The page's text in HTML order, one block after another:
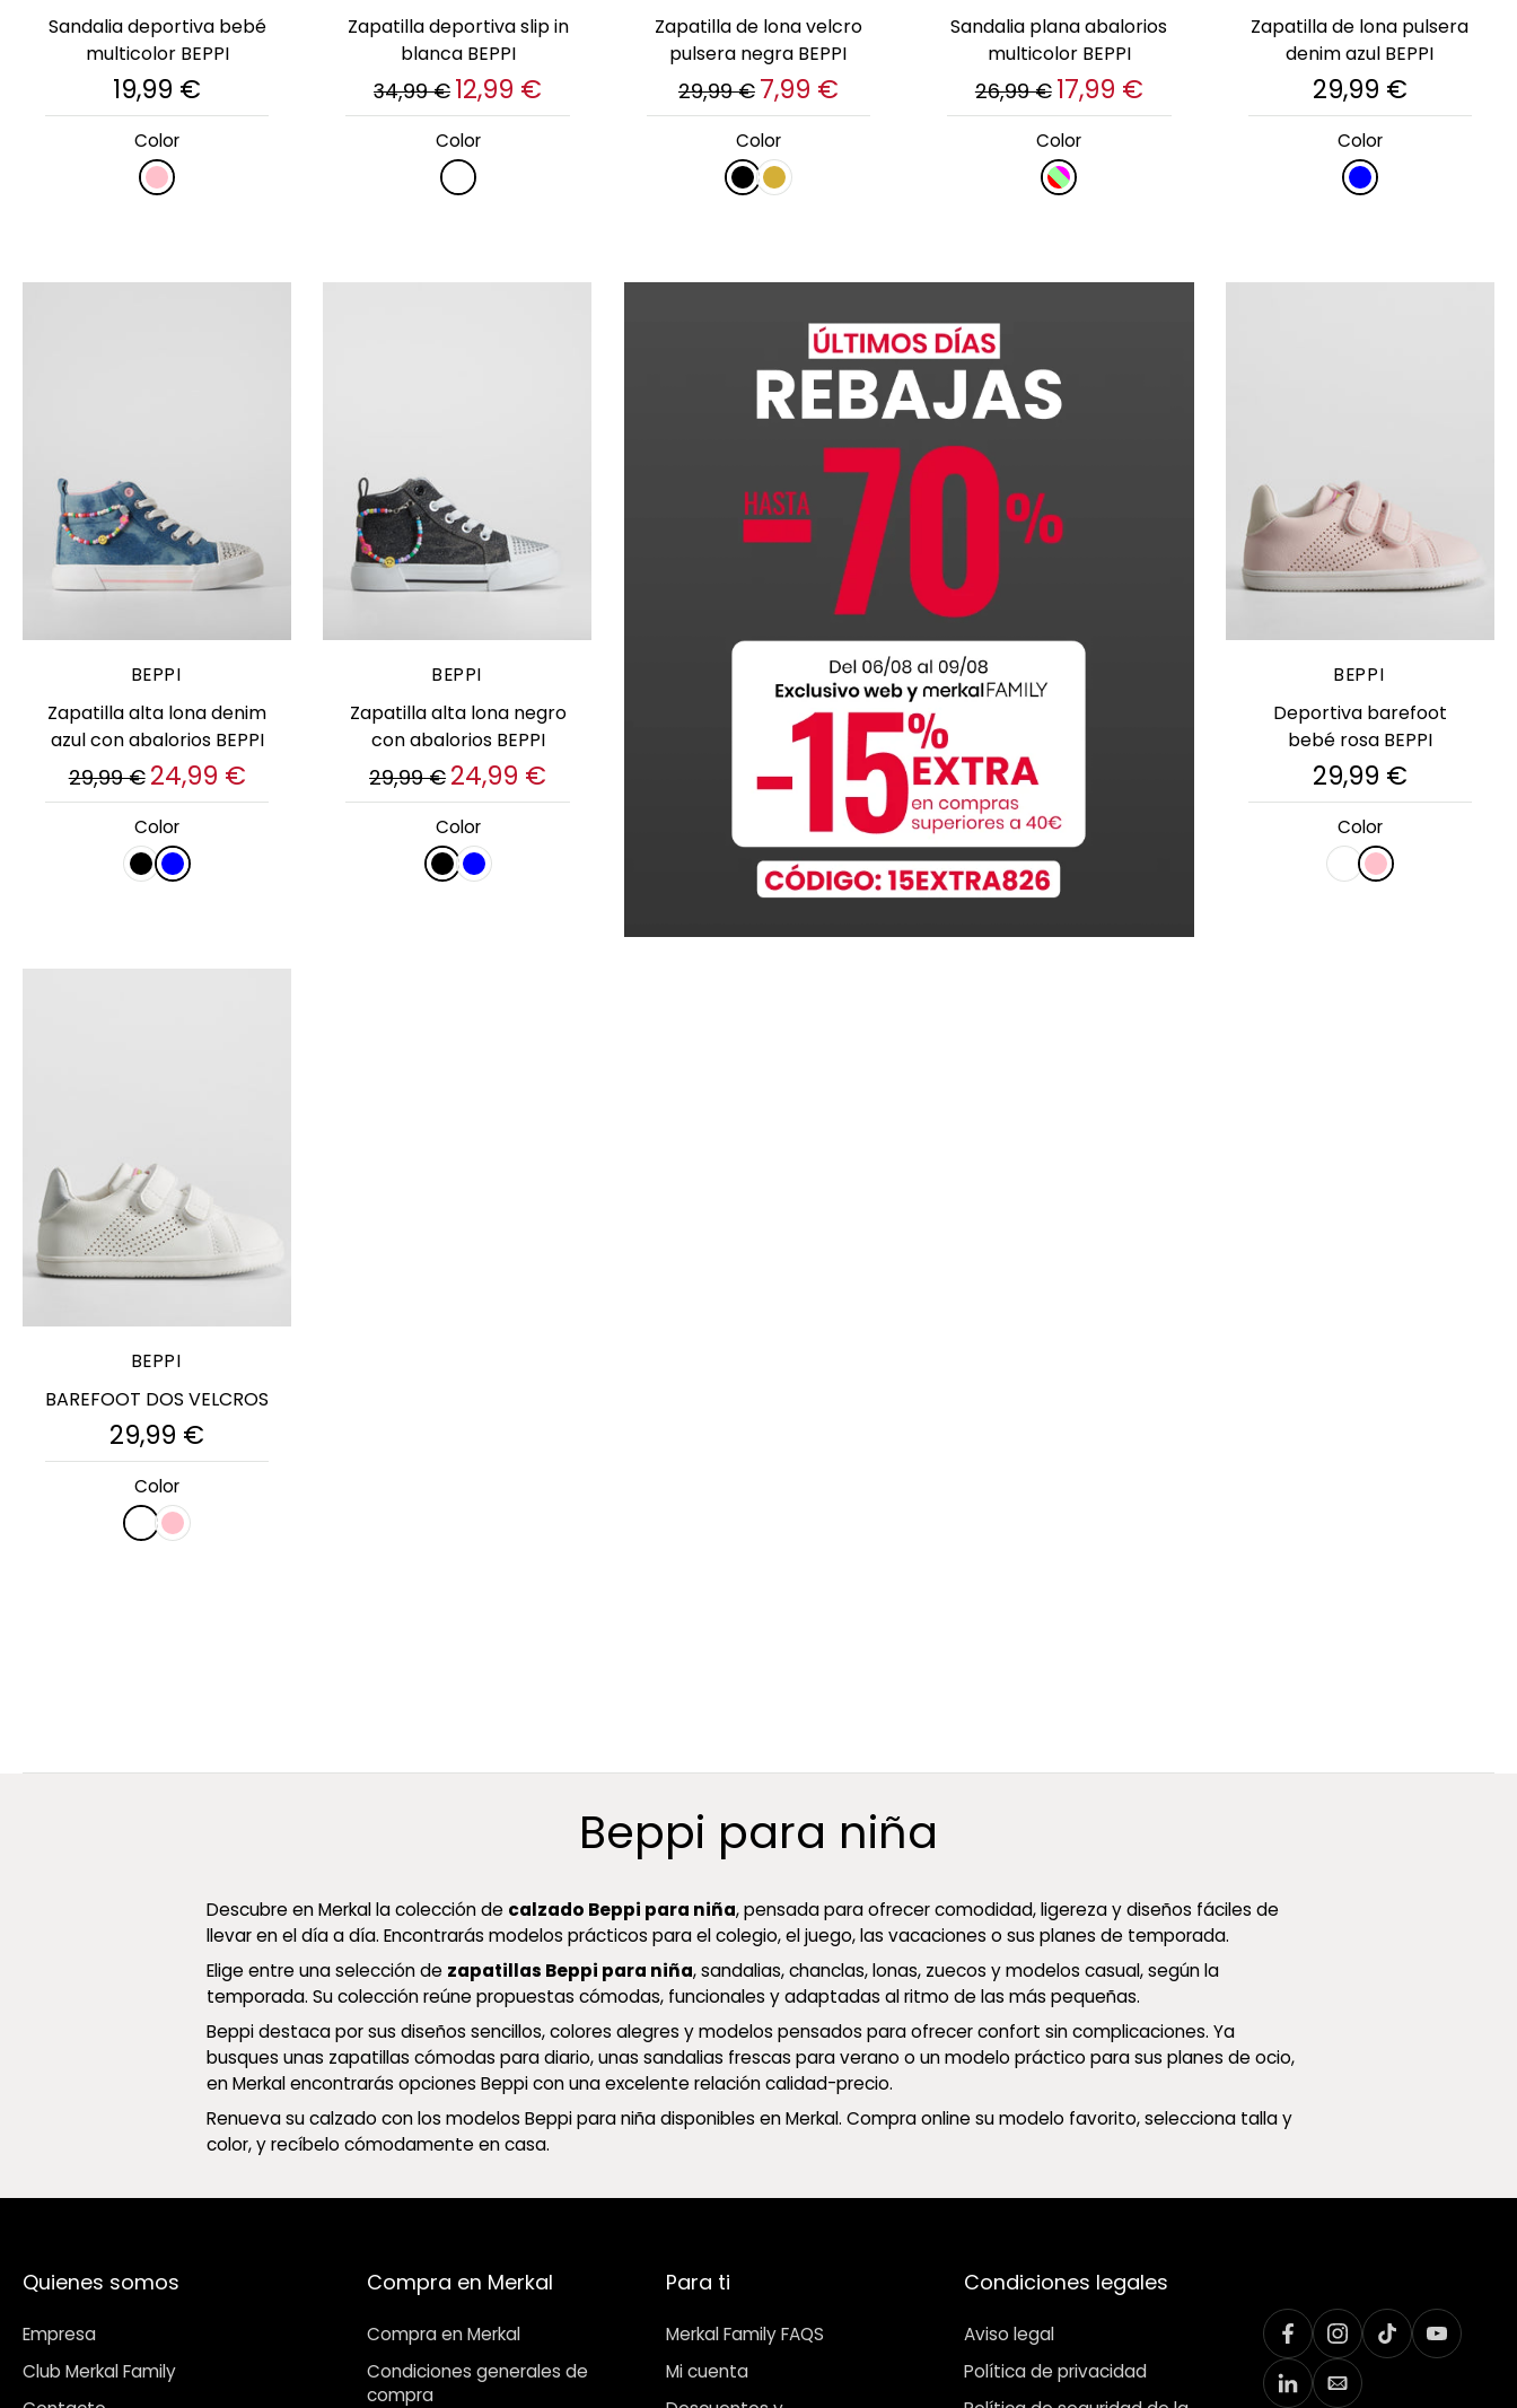
Sandalia deportiva bebé
multicolor BEPPI
19,99 €
Color
Zapatilla deportiva slip in
blanca BEPPI
34,99 € 12,99 €
Color
Zapatilla de lona velcro
pulsera negra BEPPI
29,99 € 7,99 €
Color
Sandalia plana abalorios
multicolor BEPPI
26,99 € 17,99 €
Color
Zapatilla de lona pulsera
denim azul BEPPI
29,99 €
Color
Elige opciones
BEPPI
Zapatilla alta lona denim
azul con abalorios BEPPI
29,99 € 24,99 €
Color
Elige opciones
BEPPI
Zapatilla alta lona negro
con abalorios BEPPI
29,99 € 24,99 €
Color
Elige opciones
BEPPI
Deportiva barefoot
bebé rosa BEPPI
29,99 €
Color
Elige opciones
BEPPI
BAREFOOT DOS VELCROS
29,99 €
Color
Beppi para niña
Descubre en Merkal la colección de calzado Beppi para niña, pensada para ofrecer comodidad, ligereza y diseños fáciles de
llevar en el día a día. Encontrarás modelos prácticos para el colegio, el juego, las vacaciones o sus planes de temporada.
Elige entre una selección de zapatillas Beppi para niña, sandalias, chanclas, lonas, zuecos y modelos casual, según la
temporada. Su colección reúne propuestas cómodas, funcionales y adaptadas al ritmo de las más pequeñas.
Beppi destaca por sus diseños sencillos, colores alegres y modelos pensados para ofrecer confort sin complicaciones. Ya
busques unas zapatillas cómodas para diario, unas sandalias frescas para verano o un modelo práctico para sus planes de ocio,
en Merkal encontrarás opciones Beppi con una excelente relación calidad-precio.
Renueva su calzado con los modelos Beppi para niña disponibles en Merkal. Compra online su modelo favorito, selecciona talla y
color, y recíbelo cómodamente en casa.
Quienes somos
Empresa
Club Merkal Family
Compra en Merkal
Compra en Merkal
Condiciones generales de
compra
Para ti
Merkal Family FAQS
Mi cuenta
Condiciones legales
Aviso legal
Política de privacidad